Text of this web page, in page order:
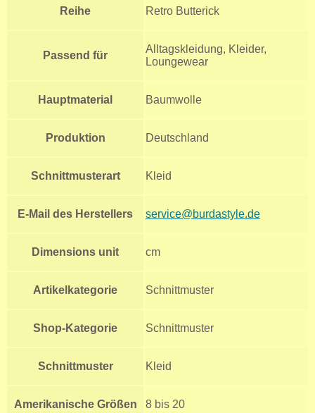
Reihe Retro Butterick
Passend für
Alltagskleidung, Kleider,
Loungewear
Hauptmaterial Baumwolle
Produktion Deutschland
Schnittmusterart Kleid
E-Mail des Herstellers service@burdastyle.de
Dimensions unit cm
Artikelkategorie Schnittmuster
Shop-Kategorie Schnittmuster
Schnittmuster Kleid
Amerikanische Größen 8 bis 20